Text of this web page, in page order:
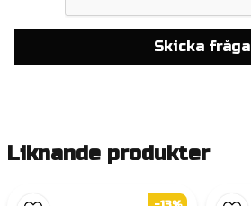
Skicka fråga
Liknande produkter